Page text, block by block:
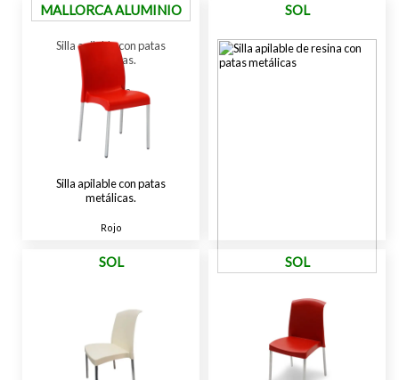
Silla apilable con patas
metálicas.
Lavanda
MALLORCA ALUMINIO
Silla apilable con patas
metálicas.
Rojo
SOL
Silla apilable con patas
metálicas.
Blanco
SOL SOL